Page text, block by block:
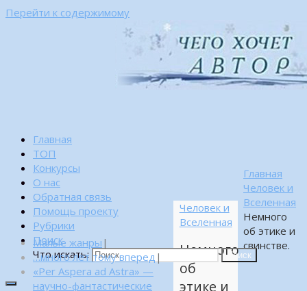
Перейти к содержимому
Главная
ТОП
Конкурсы
О нас
Обратная связь
Помощь проекту
Рубрики
Поиск
Что искать:
Поиск
Главная
Человек и
Вселенная
Немного
об этике и
свинстве.
Человек и
Вселенная
Немного
об
этике и
Малые жанры |
…много лет тому вперед |
«Per Aspera ad Astra» —
научно-фантастические